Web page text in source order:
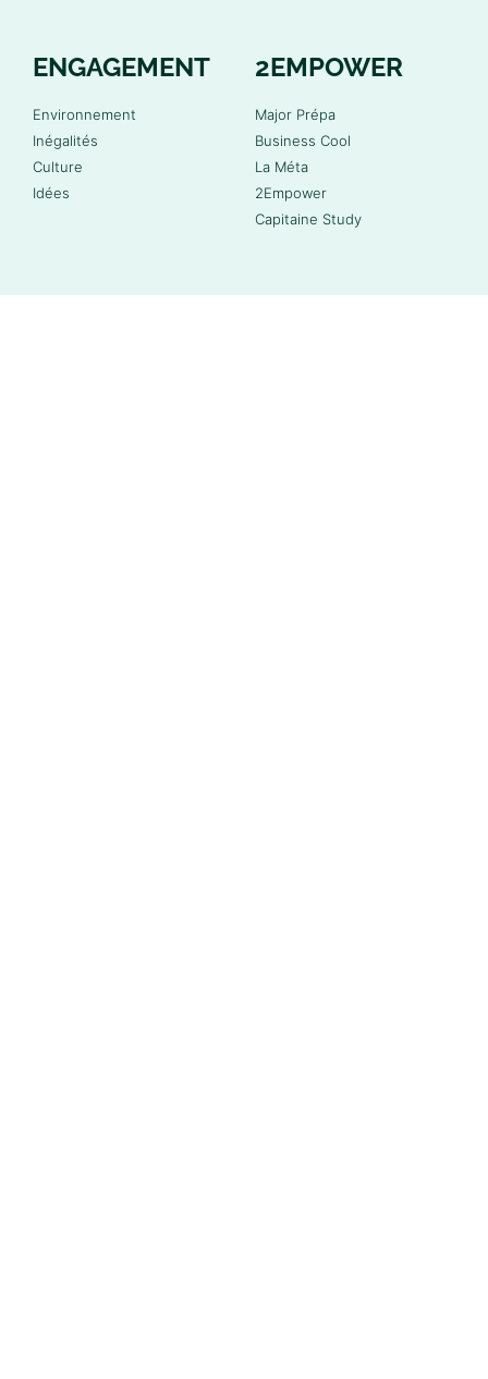
ENGAGEMENT
Environnement
Inégalités
Culture
Idées
2EMPOWER
Major Prépa
Business Cool
La Méta
2Empower
Capitaine Study